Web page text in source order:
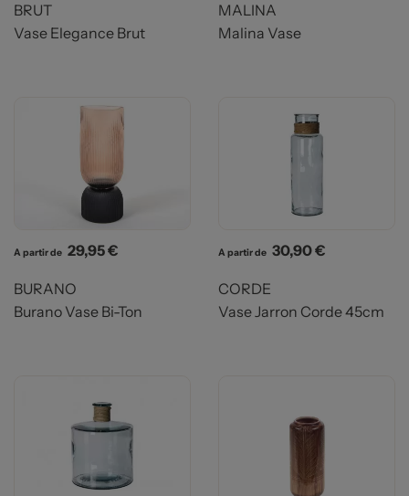
BRUT
Vase Elegance Brut
MALINA
Malina Vase
A partir de Prix
29,95 €
BURANO
Burano Vase Bi-Ton
A partir de Prix
30,90 €
CORDE
Vase Jarron Corde 45cm